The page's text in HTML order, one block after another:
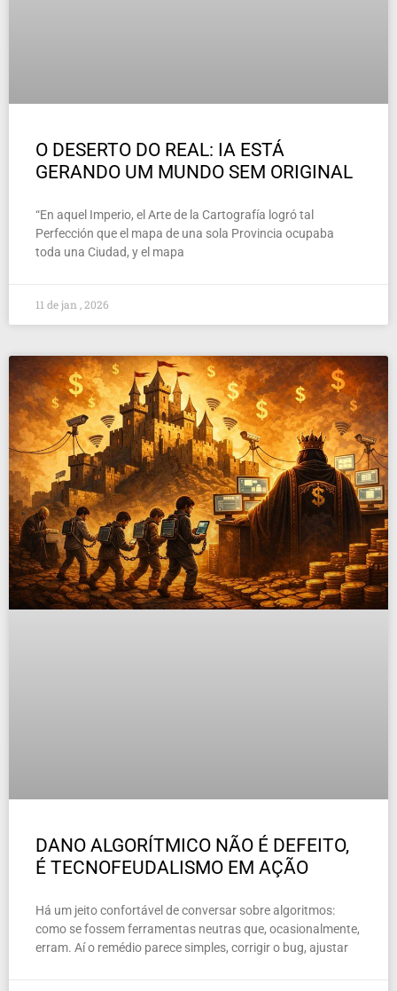
O DESERTO DO REAL: IA ESTÁ
GERANDO UM MUNDO SEM ORIGINAL
“En aquel Imperio, el Arte de la Cartografía logró tal
Perfección que el mapa de una sola Provincia ocupaba
toda una Ciudad, y el mapa
11 de jan , 2026
DANO ALGORÍTMICO NÃO É DEFEITO,
É TECNOFEUDALISMO EM AÇÃO
Há um jeito confortável de conversar sobre algoritmos:
como se fossem ferramentas neutras que, ocasionalmente,
erram. Aí o remédio parece simples, corrigir o bug, ajustar